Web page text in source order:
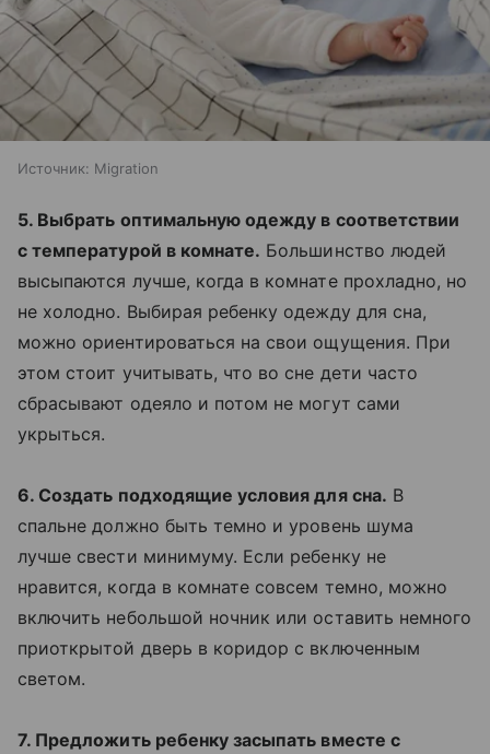
Источник: Migration
5. Выбрать оптимальную одежду в соответствии
с температурой в комнате. Большинство людей
высыпаются лучше, когда в комнате прохладно, но
не холодно. Выбирая ребенку одежду для сна,
можно ориентироваться на свои ощущения. При
этом стоит учитывать, что во сне дети часто
сбрасывают одеяло и потом не могут сами
укрыться.
6. Создать подходящие условия для сна. В
спальне должно быть темно и уровень шума
лучше свести минимуму. Если ребенку не
нравится, когда в комнате совсем темно, можно
включить небольшой ночник или оставить немного
приоткрытой дверь в коридор с включенным
светом.
7. Предложить ребенку засыпать вместе с